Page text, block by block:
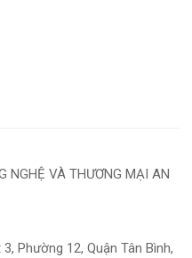
NGHỆ VÀ THƯƠNG MẠI AN
Phường 12, Quận Tân Bình,